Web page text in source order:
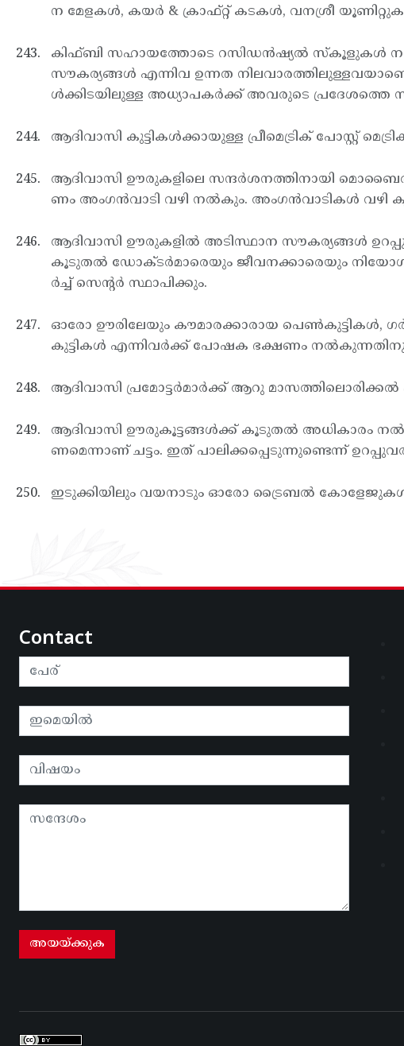
ന മേളകള്‍, കയര്‍ & ക്രാഫ്റ്റ് കടകള്‍, വനശ്രീ
കിഫ്ബി സഹായത്തോടെ റസിഡന്‍ഷ്യല്‍ സ്കൂളുകള്‍
സൗകര്യങ്ങള്‍ എന്നിവ ഉന്നത
ള്‍ക്കിടയിലുള്ള അധ്യാപകര്‍ക്ക് അവരുടെ
ആദിവാസി കുട്ടികള്‍ക്കായുള്ള പ്രീമെട്രിക് പോസ്റ്റ്
ആദിവാസി ഊരുകളിലെ സന്ദര്‍ശനത്തിനായി
ണം അംഗന്‍വാടി വഴി നല്‍കും. അംഗന്‍വാടികള്‍ വഴി
ആദിവാസി ഊരുകളില്‍ അടിസ്ഥാന സൗകര്യങ്ങള്‍
കൂടുതല്‍ ഡോക്ടര്‍മാരെയും ജീവനക്കാരെയും
ര്‍ച്ച് സെന്റര്‍ സ്ഥാപിക്കും.
ഓരോ ഊരിലേയും കൗമാരക്കാരായ പെണ്‍കുട്ടികള്‍,
കുട്ടികള്‍ എന്നിവര്‍ക്ക് പോഷക ഭക്ഷണം
ആദിവാസി പ്രമോട്ടര്‍മാര്‍ക്ക് ആറു
ആദിവാസി ഊരുകൂട്ടങ്ങള്‍ക്ക് കൂടുതല്‍ അധികാരം
ണമെന്നാണ് ചട്ടം. ഇത് പാലിക്കപ്പെടുന്നുണ്ടെന്ന്
ഇടുക്കിയിലും വയനാടും ഓരോ ട്രൈബല്‍
Contact